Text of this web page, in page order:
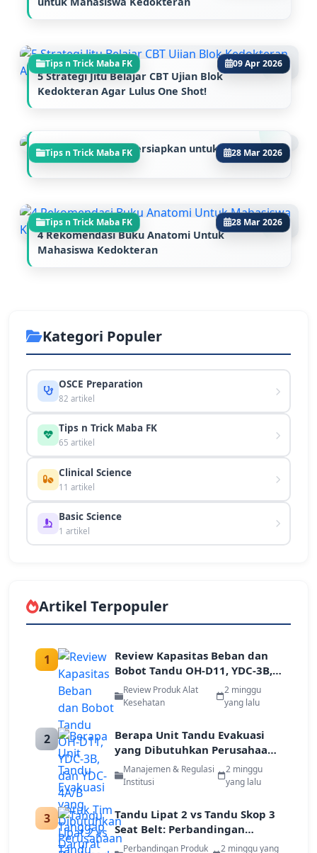
Tips n Trick Maba FK 09 Apr 2026
5 Strategi Jitu Belajar CBT Ujian Blok
Kedokteran Agar Lulus One Shot!
Tips n Trick Maba FK 28 Mar 2026
Hal yang Harus Dipersiapkan untuk Lulus SNBP
Tips n Trick Maba FK 28 Mar 2026
4 Rekomendasi Buku Anatomi Untuk
Mahasiswa Kedokteran
Kategori Populer
OSCE Preparation
82 artikel
Tips n Trick Maba FK
65 artikel
Clinical Science
11 artikel
Basic Science
1 artikel
Artikel Terpopuler
1
Review Kapasitas Beban dan
Bobot Tandu OH-D11, YDC-3B,
dan YDC-4A/B untuk Tim
Tanggap Darurat
Review Produk Alat
Kesehatan
2 minggu
yang lalu
2
Berapa Unit Tandu Evakuasi
yang Dibutuhkan Perusahaan
Berdasarkan Jumlah Karyawan
dan Luas Gedung
Manajemen & Regulasi
Institusi
2 minggu
yang lalu
3
Tandu Lipat 2 vs Tandu Skop 3
Seat Belt: Perbandingan
Keamanan Evakuasi untuk
Perbandingan Produk
2 minggu yang